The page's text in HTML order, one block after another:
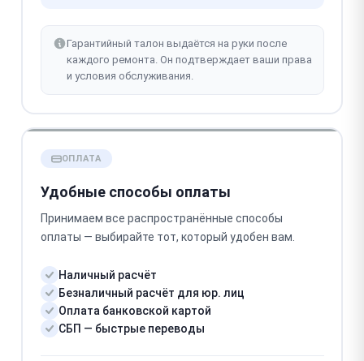
Гарантийный талон выдаётся на руки после
каждого ремонта. Он подтверждает ваши права
и условия обслуживания.
ОПЛАТА
Удобные способы оплаты
Принимаем все распространённые способы
оплаты — выбирайте тот, который удобен вам.
Наличный расчёт
Безналичный расчёт для юр. лиц
Оплата банковской картой
СБП — быстрые переводы